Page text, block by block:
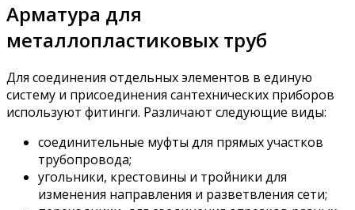
Арматура для
металлопластиковых труб
Для соединения отдельных элементов в единую
систему и присоединения сантехнических приборов
используют фитинги. Различают следующие виды:
соединительные муфты для прямых участков
трубопровода;
угольники, крестовины и тройники для
изменения направления и разветвления сети;